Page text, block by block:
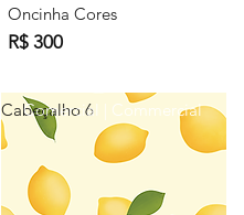
Oncinha Cores
R$ 300
Cabeçalho 6
Comercial | Commercial